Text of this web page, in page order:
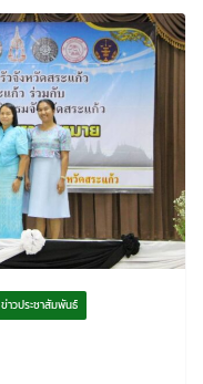
ข่าวประชาสัมพันธ์